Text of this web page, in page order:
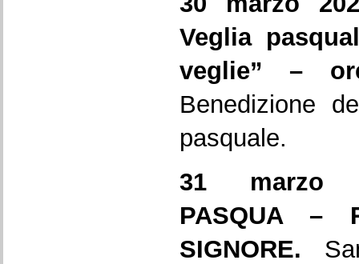
Veglia
veglie” –
Benedizione
pasquale.
31 marzo
PASQUA –
SIGNORE.